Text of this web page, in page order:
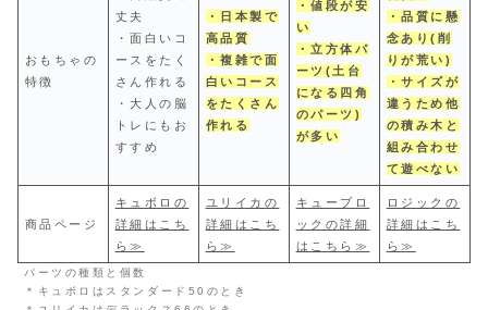
おもちゃの
特徴
丈夫
・面白いコ
ースをたく
さん作れる
・大人の脳
トレにもお
すすめ
・日本製で
高品質
・複雑で面
白いコース
をたくさん
作れる
・値段が安
い
・立方体パ
ーツ(土台
になる四角
のパーツ)
が多い
・品質に懸
念あり(削
りが荒い)
・サイズが
違うため他
の積み木と
組み合わせ
て遊べない
商品ページ
キュボロの
詳細はこち
ら≫
ユリイカの
詳細はこち
ら≫
キューブロ
ックの詳細
はこちら≫
ロジックの
詳細はこち
ら≫
パーツの種類と個数
＊キュボロはスタンダード50のとき